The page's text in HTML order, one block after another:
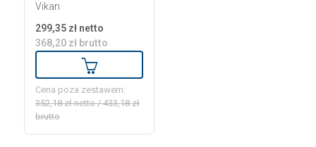
Vikan
299,35 zł netto
368,20 zł brutto
Dodaj do koszyka
Cena poza zestawem:
352,18 zł netto / 433,18 zł
brutto